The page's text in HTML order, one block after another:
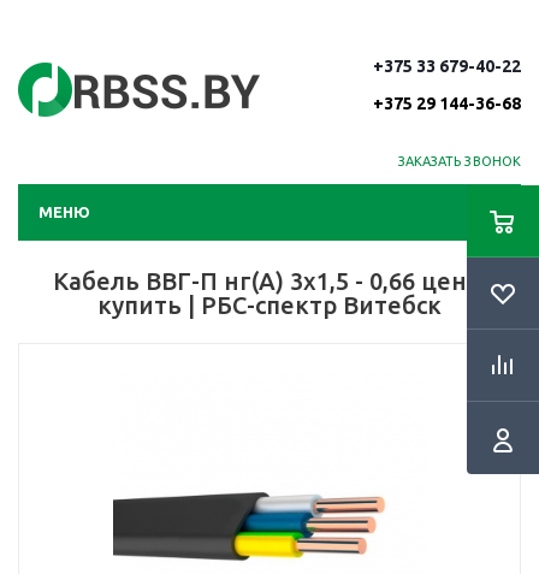
+375 33 679-40-22
+375 29 144-36-68
ЗАКАЗАТЬ ЗВОНОК
МЕНЮ
Кабель ВВГ-П нг(А) 3х1,5 - 0,66 цена,
купить | РБС-спектр Витебск